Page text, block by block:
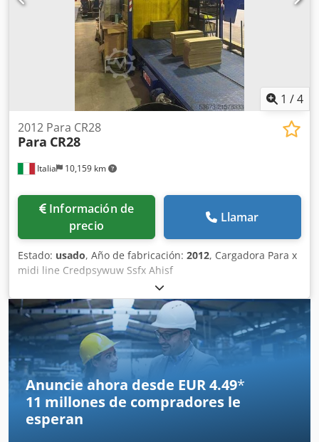
1 /4
Italia 10,159 km
2012 Para CR28
Para CR28
Información de
precio
Llamar
Estado: usado, Año de fabricación: 2012, Cargadora Para x
midi line Credpsywuw Ssfx Ahisf
Anuncie ahora desde EUR 4.49*
11 millones de compradores le
esperan